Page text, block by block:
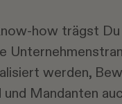
how trägst Du
werden,
und Mandanten